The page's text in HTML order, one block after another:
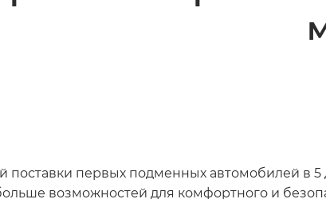
поставки первых подменных автомобилей в
возможностей для комфортного и